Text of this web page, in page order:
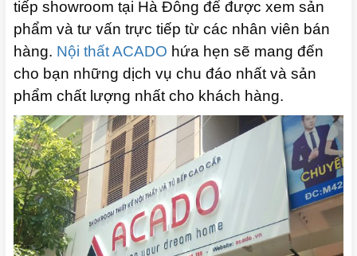
tiếp showroom tại Hà Đông để được xem sản
phẩm và tư vấn trực tiếp từ các nhân viên bán
hàng. Nội thất ACADO hứa hẹn sẽ mang đến
cho bạn những dịch vụ chu đáo nhất và sản
phẩm chất lượng nhất cho khách hàng.